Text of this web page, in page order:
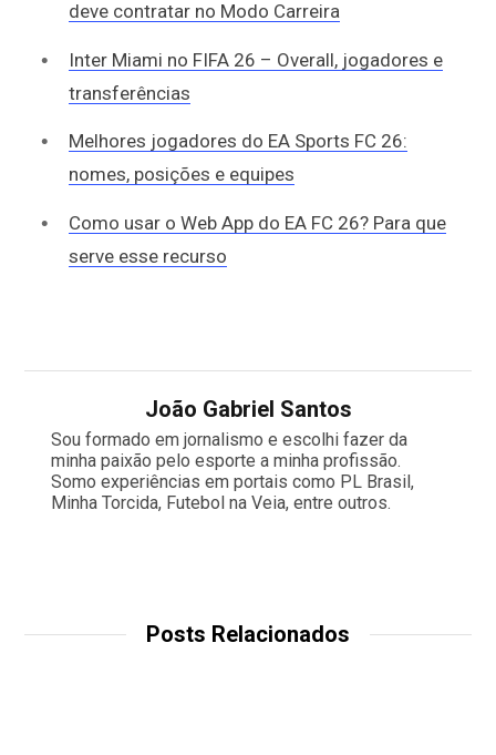
deve contratar no Modo Carreira
Inter Miami no FIFA 26 – Overall, jogadores e
transferências
Melhores jogadores do EA Sports FC 26:
nomes, posições e equipes
Como usar o Web App do EA FC 26? Para que
serve esse recurso
João Gabriel Santos
Sou formado em jornalismo e escolhi fazer da
minha paixão pelo esporte a minha profissão.
Somo experiências em portais como PL Brasil,
Minha Torcida, Futebol na Veia, entre outros.
Posts Relacionados